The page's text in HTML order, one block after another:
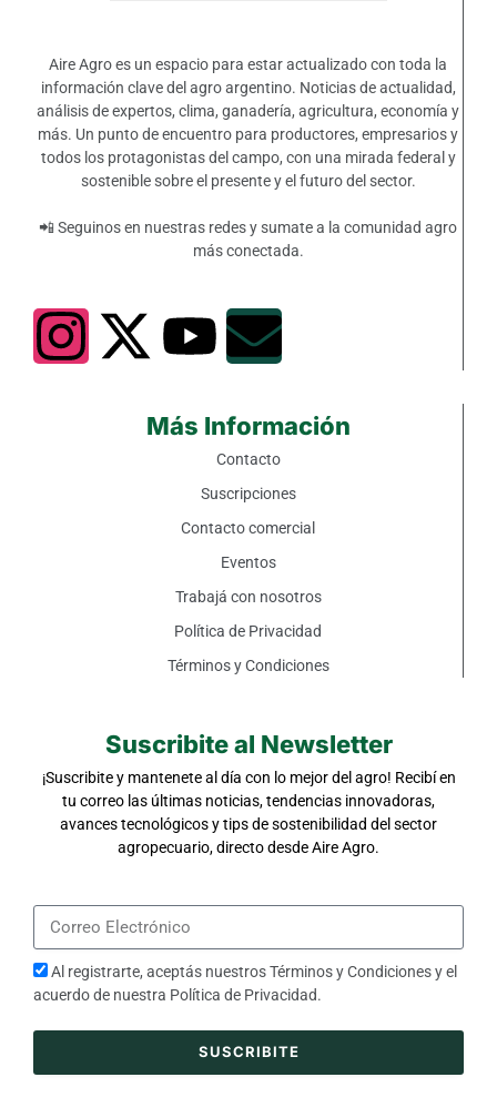
Aire Agro es un espacio para estar actualizado con toda la
información clave del agro argentino. Noticias de actualidad,
análisis de expertos, clima, ganadería, agricultura, economía y
más. Un punto de encuentro para productores, empresarios y
todos los protagonistas del campo, con una mirada federal y
sostenible sobre el presente y el futuro del sector.
📲 Seguinos en nuestras redes y sumate a la comunidad agro
más conectada.
Más Información
Contacto
Suscripciones
Contacto comercial
Eventos
Trabajá con nosotros
Política de Privacidad
Términos y Condiciones
Suscribite al Newsletter
¡Suscribite y mantenete al día con lo mejor del agro! Recibí en
tu correo las últimas noticias, tendencias innovadoras,
avances tecnológicos y tips de sostenibilidad del sector
agropecuario, directo desde Aire Agro.
Al registrarte, aceptás nuestrosTérminos y Condicionesy el
acuerdo de nuestra Política de Privacidad.
SUSCRIBITE